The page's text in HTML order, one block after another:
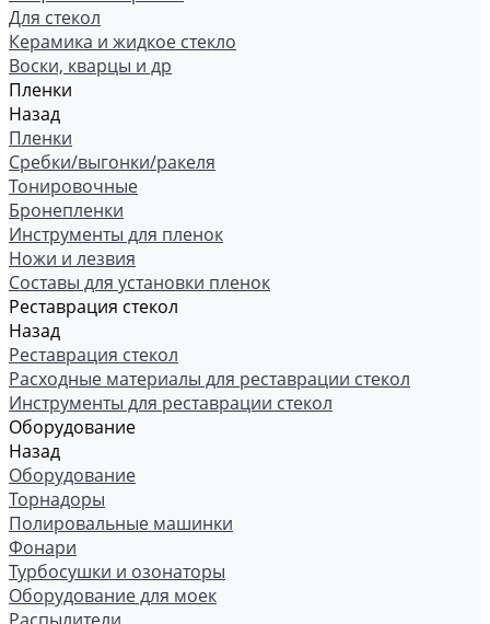
Для стекол
Керамика и жидкое стекло
Воски, кварцы и др
Пленки
Назад
Пленки
Сребки/выгонки/ракеля
Тонировочные
Бронепленки
Инструменты для пленок
Ножи и лезвия
Составы для установки пленок
Реставрация стекол
Назад
Реставрация стекол
Расходные материалы для реставрации стекол
Инструменты для реставрации стекол
Оборудование
Назад
Оборудование
Торнадоры
Полировальные машинки
Фонари
Турбосушки и озонаторы
Оборудование для моек